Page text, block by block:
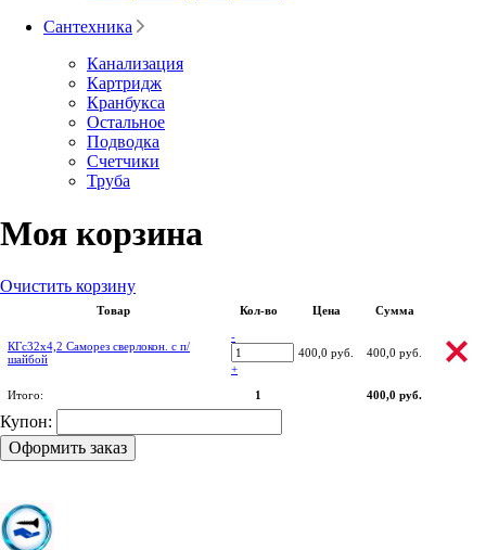
Сантехника
Канализация
Картридж
Кранбукса
Остальное
Подводка
Счетчики
Труба
Моя корзина
Очистить корзину
Товар Кол-во Цена Сумма
КГс32х4,2 Саморез сверлокон. с п/
шайбой
-
+
400,0 руб. 400,0 руб.
Итого: 1 400,0 руб.
Купон:
Оформить заказ